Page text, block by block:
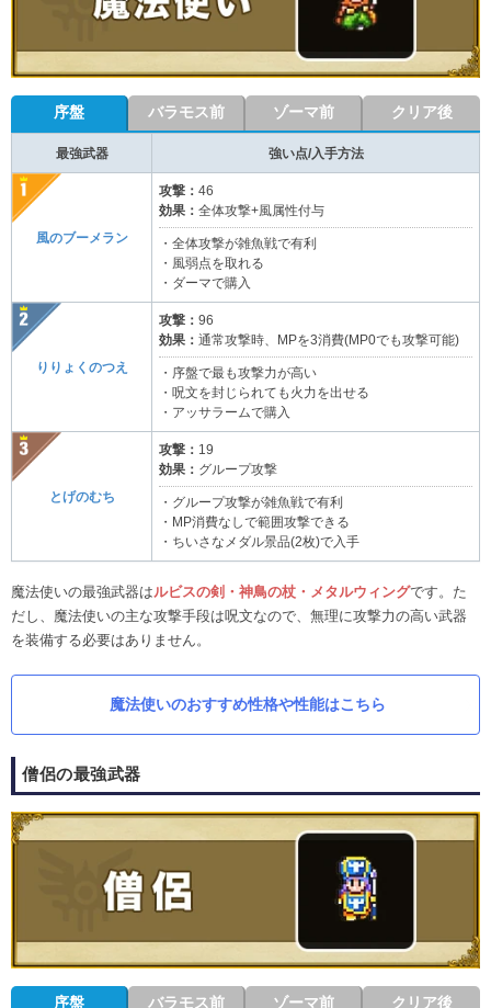
序盤 バラモス前 ゾーマ前 クリア後
最強武器 強い点/入手方法
風のブーメラン
攻撃： 46
効果： 全体攻撃+風属性付与
・全体攻撃が雑魚戦で有利
・風弱点を取れる
・ダーマで購入
りりょくのつえ
攻撃： 96
効果： 通常攻撃時、MPを3消費(MP0でも攻撃可能)
・序盤で最も攻撃力が高い
・呪文を封じられても火力を出せる
・アッサラームで購入
とげのむち
攻撃： 19
効果： グループ攻撃
・グループ攻撃が雑魚戦で有利
・MP消費なしで範囲攻撃できる
・ちいさなメダル景品(2枚)で入手
魔法使いの最強武器はルビスの剣・神鳥の杖・メタルウィングです。た
だし、魔法使いの主な攻撃手段は呪文なので、無理に攻撃力の高い武器
を装備する必要はありません。
魔法使いのおすすめ性格や性能はこちら
僧侶の最強武器
序盤 バラモス前 ゾーマ前 クリア後